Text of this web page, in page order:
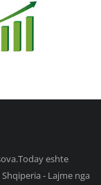
eshte
- Lajme nga